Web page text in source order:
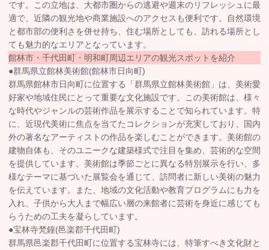
です。この立地は、大都市圏からの逃避や週末のリフレッシュに最
適で、近隣の観光地や商業施設へのアクセスも便利です。自然環境
と都市部の便利さを併せ持ち、住む場所としても、訪れる場所とし
ても魅力的なエリアとなっています。
館林市・千代田町・明和町周辺エリアの観光スポットを紹介
●群馬県立館林美術館(館林市日向町)
群馬県館林市日向町に位置する「群馬県立館林美術館」は、美術愛
好家や地域住民にとって重要な文化施設です。この美術館は、様々
な時代やジャンルの芸術作品を展示することで知られています。特
に、近現代美術に焦点を当てたコレクションが充実しており、国内
外の著名なアーティストの作品を楽しむことができます。美術館の
建物自体も、そのユニークな建築様式で注目を集め、芸術的な空間
を提供しています。美術館は季節ごとに異なる特別展示を行い、多
様なテーマに基づいた展覧会を通じて、訪問者に新しい美術の魅力
を伝えています。また、地域の文化活動や教育プログラムにも力を
入れ、子供から大人まで幅広い層の来館者に芸術を身近に感じても
らうための工夫を凝らしています。
●宝林寺梵鐘(邑楽郡千代田町)
群馬県邑楽郡千代田町に位置する宝林寺には、特筆すべき文化財と